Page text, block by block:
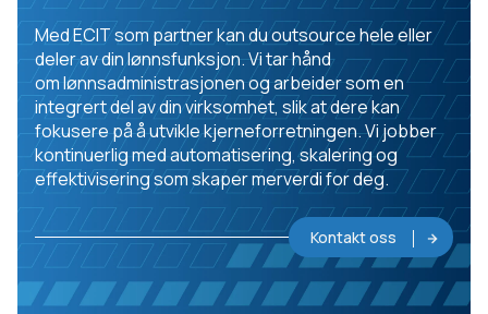
Med ECIT som partner kan du outsource hele eller
deler av din lønnsfunksjon. Vi tar hånd
om lønnsadministrasjonen og arbeider som en
integrert del av din virksomhet, slik at dere kan
fokusere på å utvikle kjerneforretningen. Vi jobber
kontinuerlig med automatisering, skalering og
effektivisering som skaper merverdi for deg.
Kontakt oss